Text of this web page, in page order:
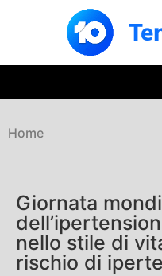
Home
Giornata
nello stile di
rischio di